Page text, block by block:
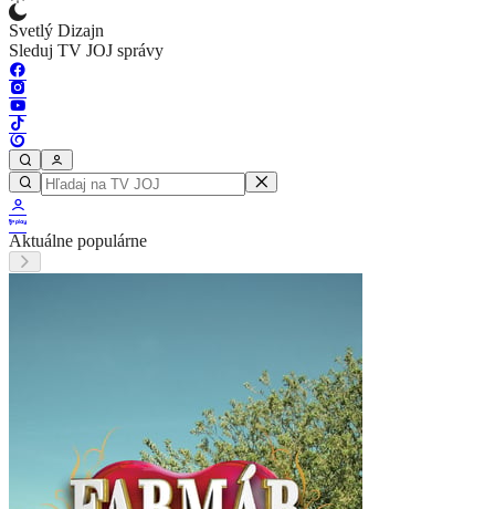
Svetlý Dizajn
Sleduj TV JOJ správy
Aktuálne populárne